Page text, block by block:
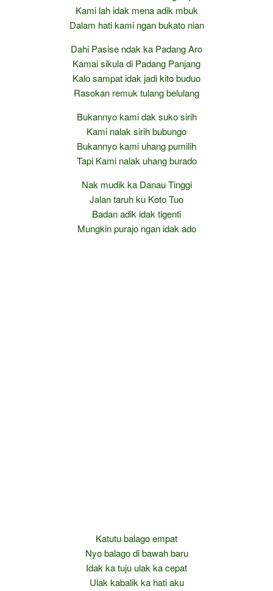
Kami lah idak mena adik mbuk
Dalam hati kami ngan bukato nian
Dahi Pasise ndak ka Padang Aro
Kamai sikula di Padang Panjang
Kalo sampat idak jadi kito buduo
Rasokan remuk tulang belulang
Bukannyo kami dak suko sirih
Kami nalak sirih bubungo
Bukannyo kami uhang pumilih
Tapi Kami nalak uhang burado
Nak mudik ka Danau Tinggi
Jalan taruh ku Koto Tuo
Badan adik idak tigenti
Mungkin purajo ngan idak ado
Katutu balago empat
Nyo balago di bawah baru
Idak ka tuju ulak ka cepat
Ulak kabalik ka hati aku